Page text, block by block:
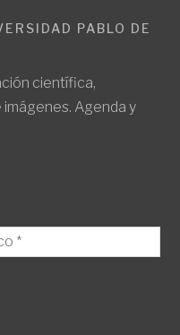
PABLO DE
científica,
Agenda y